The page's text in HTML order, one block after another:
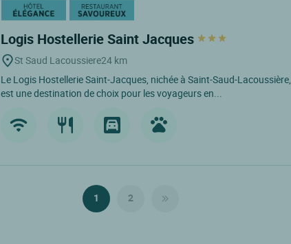
Logis Hostellerie Saint Jacques
St Saud Lacoussiere24 km
Le Logis Hostellerie Saint-Jacques, nichée à Saint-Saud-Lacoussière,
est une destination de choix pour les voyageurs en...
1 2